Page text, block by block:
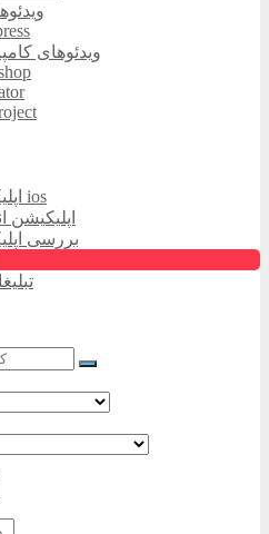
ویدئوهای
اپلیکیشن ios
اپلیکیشن
بررسی